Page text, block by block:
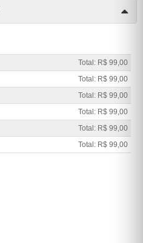
Total: R$ 99,00
Total: R$ 99,00
Total: R$ 99,00
Total: R$ 99,00
Total: R$ 99,00
Total: R$ 99,00